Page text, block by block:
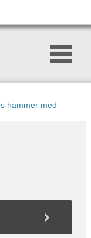
hammer med